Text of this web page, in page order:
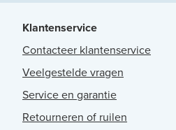
Klantenservice
Contacteer klantenservice
Veelgestelde vragen
Service en garantie
Retourneren of ruilen